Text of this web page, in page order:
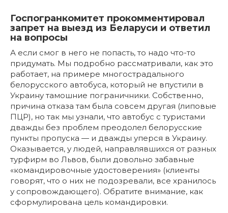
Госпогранкомитет прокомментировал
запрет на выезд из Беларуси и ответил
на вопросы
А если смог в него не попасть, то надо что-то
придумать. Мы подробно рассматривали, как это
работает, на примере многострадального
белорусского автобуса, который не впустили в
Украину тамошние пограничники. Собственно,
причина отказа там была совсем другая (липовые
ПЦР), но так мы узнали, что автобус с туристами
дважды без проблем преодолел белорусские
пункты пропуска — и дважды уперся в Украину.
Оказывается, у людей, направлявшихся от разных
турфирм во Львов, были довольно забавные
«командировочные удостоверения» (клиенты
говорят, что о них не подозревали, все хранилось
у сопровождающего). Обратите внимание, как
сформулирована цель командировки.